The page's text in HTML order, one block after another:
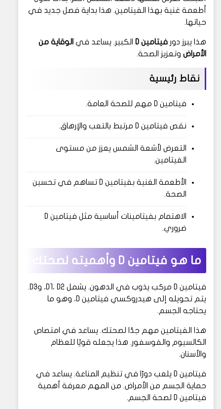
أطعمة غنية بهذا الفيتامين. هذا بداية فصل جديد في
حياتها.
هذا يبرز دور فيتامين D الكبير. يساعد في الوقاية من
الأمراض وتعزيز الصحة.
نقاط رئيسية
فيتامين D مهم للصحة العامة.
نقص فيتامين D مرتبط بالتعب والإرهاق.
التعرض لأشعة الشمس يعزز من مستوى
الفيتامين.
الأطعمة الغنية بفيتامين D تساهم في تحسين
الصحة.
الاهتمام بفيتامينات أساسية مثل فيتامين D
ضروري.
ما هو فيتامين D وأهميته لصحتك
فيتامين D مركب يذوب في الدهون. يشمل D1، D2، وD3.
يتم تحويله إلى هيدروكسي فيتامين D، وهو ما
يحتاجه الجسم.
هذا الفيتامين مهم جدًا لصحتك. يساعد في امتصاص
الكالسيوم والفوسفور. هذا يجعله قويًا للعظام
والأسنان.
فيتامين D يلعب دورًا في تنظيم المناعة. يساعد في
حماية الجسم من الأمراض. من المهم معرفة أهمية
فيتامين D لصحة الجسم.